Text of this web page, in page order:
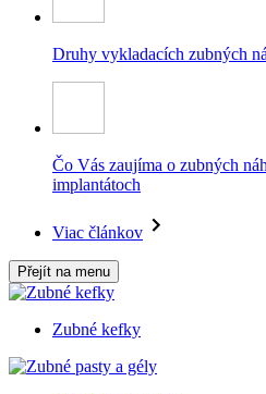
Druhy vykladacích zubných
Čo Vás zaujíma o zubných
implantátoch
Viac článkov
Přejít na menu
Zubné kefky